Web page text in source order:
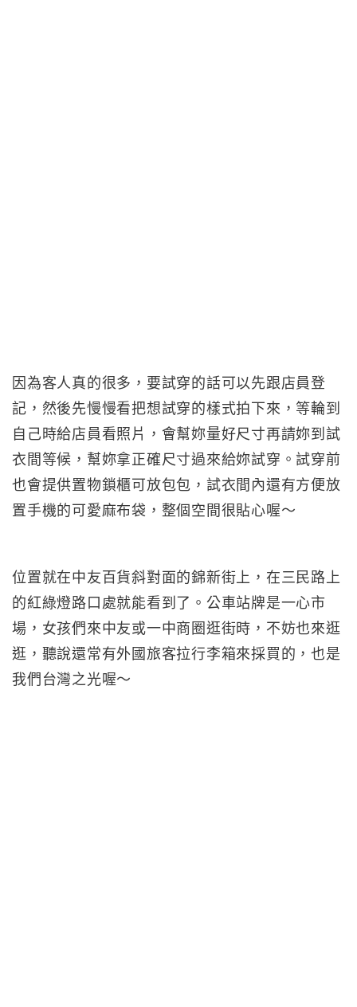
因為客人真的很多，要試穿的話可以先跟店員登
記，然後先慢慢看把想試穿的樣式拍下來，等輪到
自己時給店員看照片，會幫妳量好尺寸再請妳到試
衣間等候，幫妳拿正確尺寸過來給妳試穿。試穿前
也會提供置物鎖櫃可放包包，試衣間內還有方便放
置手機的可愛麻布袋，整個空間很貼心喔～
位置就在中友百貨斜對面的錦新街上，在三民路上
的紅綠燈路口處就能看到了。公車站牌是一心市
場，女孩們來中友或一中商圈逛街時，不妨也來逛
逛，聽說還常有外國旅客拉行李箱來採買的，也是
我們台灣之光喔～